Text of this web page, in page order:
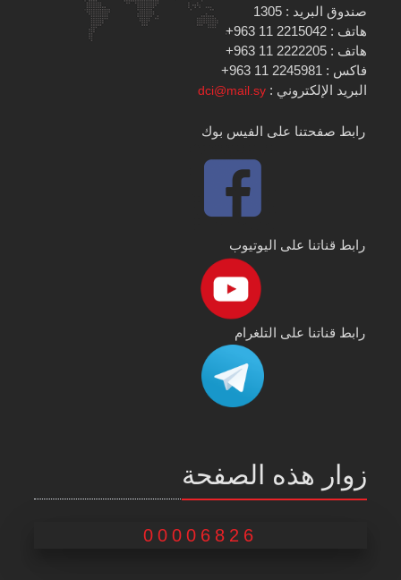
صندوق البريد : 1305
هاتف : 2215042 11 963+
هاتف : 2222205 11 963+
فاكس : 2245981 11 963+
البريد الإلكتروني :dci@mail.sy
رابط صفحتنا على الفيس بوك
رابط قناتنا على اليوتيوب
رابط قناتنا على التلغرام
زوار هذه الصفحة
00006826